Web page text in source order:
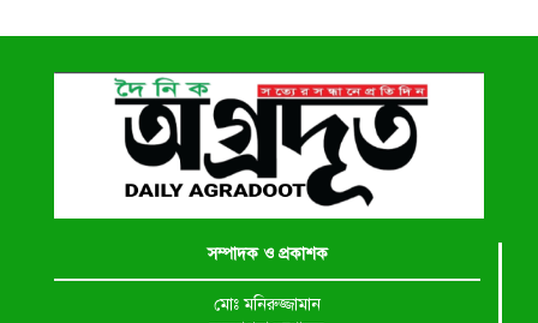
সম্পাদক ও প্রকাশক
মোঃ মনিরুজ্জামান